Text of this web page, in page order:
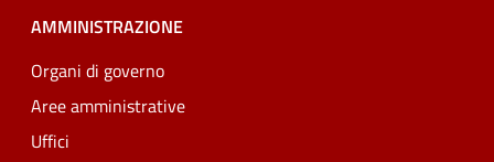
AMMINISTRAZIONE
Organi di governo
Aree amministrative
Uffici